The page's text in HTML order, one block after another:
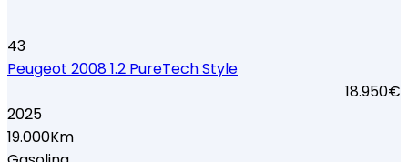
43
Peugeot 2008 1.2 PureTech Style
18.950€
2025
19.000Km